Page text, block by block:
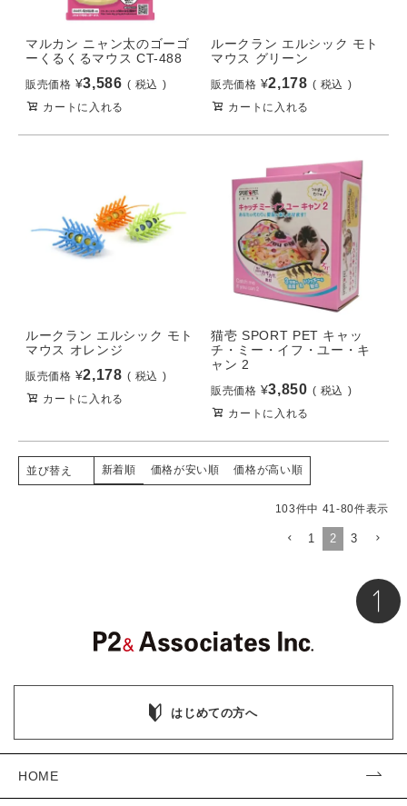
マルカン ニャン太のゴーゴ
ーくるくるマウス CT-488
販売価格 ¥3,586
税込
カートに入れる
ルークラン エルシック モト
マウス グリーン
販売価格 ¥2,178
税込
カートに入れる
ルークラン エルシック モト
マウス オレンジ
販売価格 ¥2,178
税込
カートに入れる
猫壱 SPORT PET キャッ
チ・ミー・イフ・ユー・キ
ャン 2
販売価格 ¥3,850
税込
カートに入れる
並び替え 新着順 価格が安い順 価格が高い順
103件中 41-80件表示
1 2 3
はじめての方へ
HOME